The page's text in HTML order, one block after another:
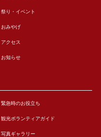
祭り・イベント
おみやげ
アクセス
お知らせ
緊急時のお役立ち
観光ボランティアガイド
写真ギャラリー